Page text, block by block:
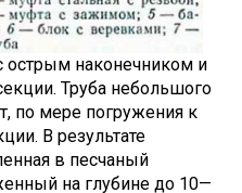
острым наконечником и
Труба небольшого
по мере погружения к
В результате
в песчаный
на глубине до 10—